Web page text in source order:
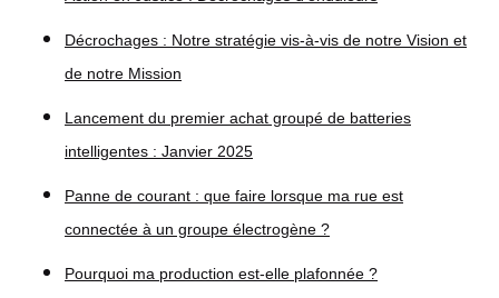
Décrochages : Notre stratégie vis-à-vis de notre Vision et
de notre Mission
Lancement du premier achat groupé de batteries
intelligentes : Janvier 2025
Panne de courant : que faire lorsque ma rue est
connectée à un groupe électrogène ?
Pourquoi ma production est-elle plafonnée ?